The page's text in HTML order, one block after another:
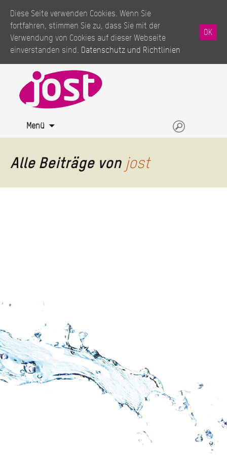
Menü
Suchen
nach:
Alle Beiträge von jost
Diese Seite verwenden Cookies. Wenn Sie
fortfahren, stimmen Sie zu, dass Sie mit der
Verwendung von Cookies auf dieser Webseite
einverstanden sind. Datenschutz und Richtlinien
OK